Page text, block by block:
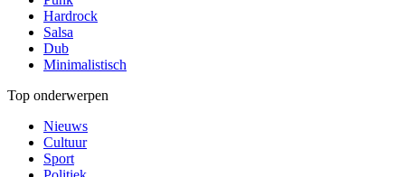
Hardrock
Salsa
Dub
Minimalistisch
Top onderwerpen
Nieuws
Cultuur
Sport